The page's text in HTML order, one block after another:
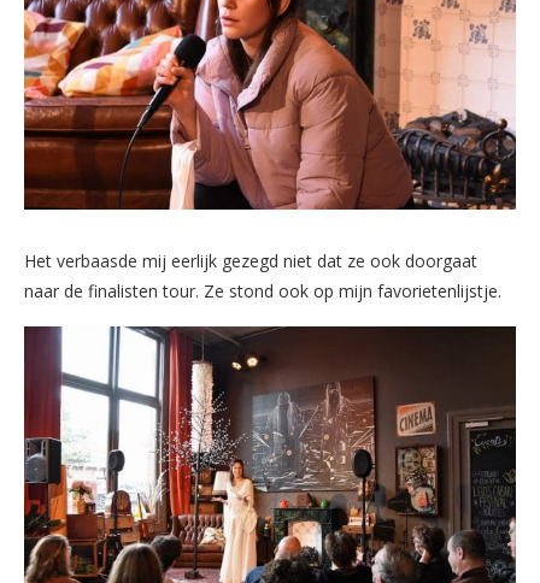
Het verbaasde mij eerlijk gezegd niet dat ze ook doorgaat
naar de finalisten tour. Ze stond ook op mijn favorietenlijstje.